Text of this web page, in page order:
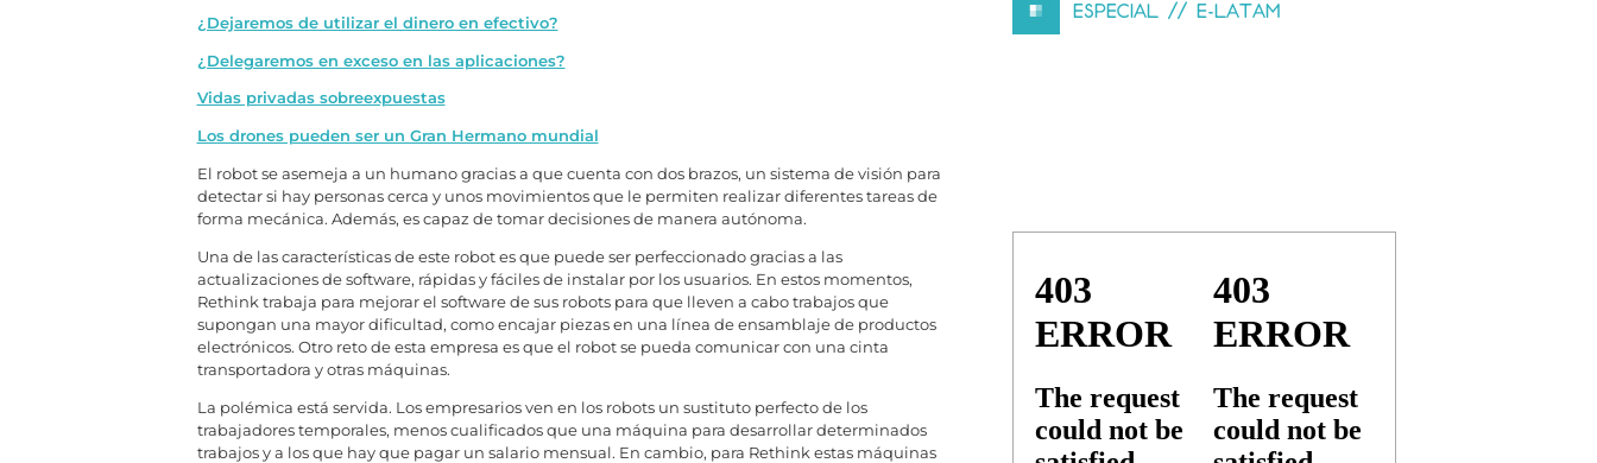
¿Dejaremos de utilizar el dinero en efectivo?
¿Delegaremos en exceso en las aplicaciones?
Vidas privadas sobreexpuestas
Los drones pueden ser un Gran Hermano mundial
El robot se asemeja a un humano gracias a que cuenta con dos brazos, un sistema de visión para
detectar si hay personas cerca y unos movimientos que le permiten realizar diferentes tareas de
forma mecánica. Además, es capaz de tomar decisiones de manera autónoma.
Una de las características de este robot es que puede ser perfeccionado gracias a las
actualizaciones de software, rápidas y fáciles de instalar por los usuarios. En estos momentos,
Rethink trabaja para mejorar el software de sus robots para que lleven a cabo trabajos que
supongan una mayor dificultad, como encajar piezas en una línea de ensamblaje de productos
electrónicos. Otro reto de esta empresa es que el robot se pueda comunicar con una cinta
transportadora y otras máquinas.
La polémica está servida. Los empresarios ven en los robots un sustituto perfecto de los
trabajadores temporales, menos cualificados que una máquina para desarrollar determinados
trabajos y a los que hay que pagar un salario mensual. En cambio, para Rethink estas máquinas